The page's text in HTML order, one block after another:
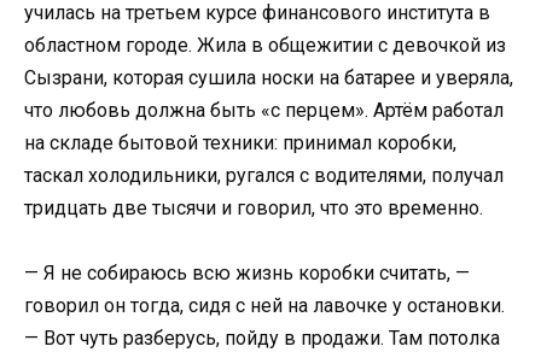
училась на третьем курсе финансового института в
областном городе. Жила в общежитии с девочкой из
Сызрани, которая сушила носки на батарее и уверяла,
что любовь должна быть «с перцем». Артём работал
на складе бытовой техники: принимал коробки,
таскал холодильники, ругался с водителями, получал
тридцать две тысячи и говорил, что это временно.
— Я не собираюсь всю жизнь коробки считать, —
говорил он тогда, сидя с ней на лавочке у остановки.
— Вот чуть разберусь, пойду в продажи. Там потолка